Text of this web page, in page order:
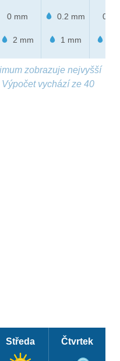
0 mm
2 mm
0.2 mm
1 mm
0 mm
zobrazuje nejvyšší
vychází ze 40
Středa Čtvrtek